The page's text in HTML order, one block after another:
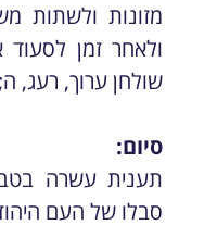
מזונות ולשתות
ולאחר זמן
שולחן ערוך, רעג,
סיום:
תענית עשרה
סבלו של העם